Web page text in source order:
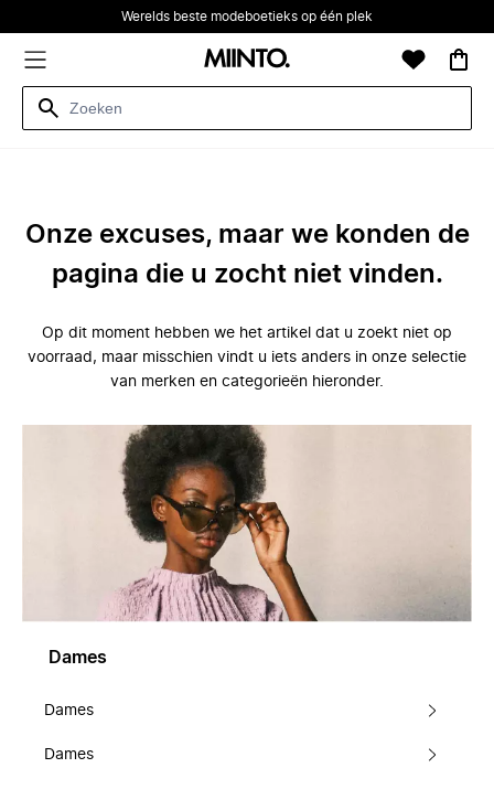
Werelds beste modeboetieks op één plek
Onze excuses, maar we konden de
pagina die u zocht niet vinden.
Op dit moment hebben we het artikel dat u zoekt niet op
voorraad, maar misschien vindt u iets anders in onze selectie
van merken en categorieën hieronder.
Dames
Dames
Dames